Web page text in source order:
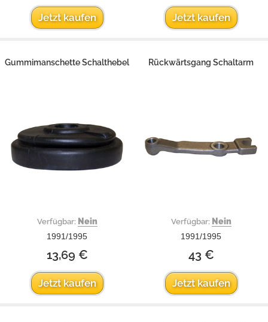
Jetzt kaufen Jetzt kaufen
Gummimanschette Schalthebel
Verfügbar: Nein
1991/1995
13,69 €
Jetzt kaufen
Rückwärtsgang Schaltarm
Verfügbar: Nein
1991/1995
43 €
Jetzt kaufen